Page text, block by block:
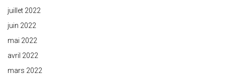
juillet 2022
juin 2022
mai 2022
avril 2022
mars 2022